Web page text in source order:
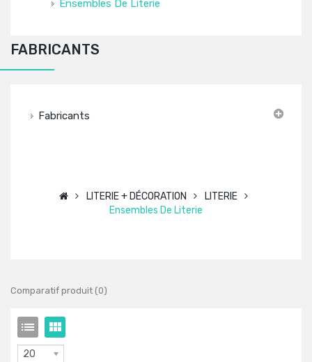
Ensembles De Literie
FABRICANTS
Fabricants
LITERIE + DÉCORATION
LITERIE
Ensembles De Literie
Comparatif produit (0)
20